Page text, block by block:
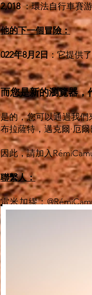
2,018：環法自行車賽
他的下一個冒險：
022年8月2日 ：它提供
而您是新的瀏覽器，
是的，您可以通過我們
布拉薩特，邁克爾·厄
因此，請加入
聯繫人：
雷米加繆：